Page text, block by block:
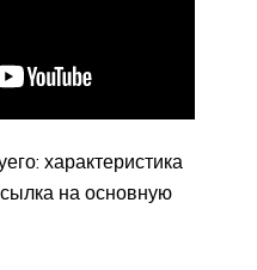
характеристика
на основную